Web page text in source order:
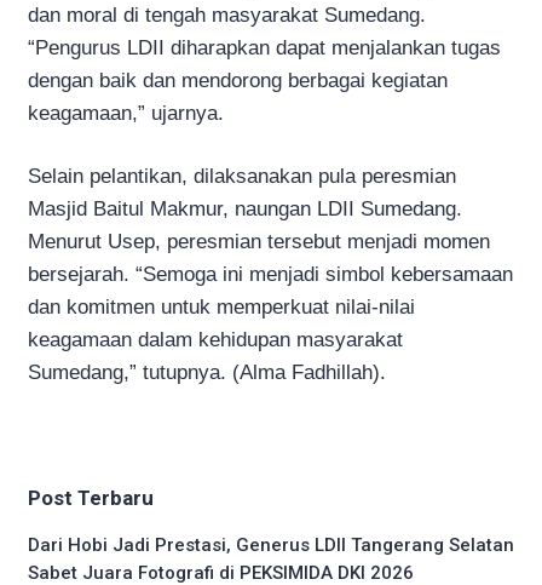
dan moral di tengah masyarakat Sumedang.
“Pengurus LDII diharapkan dapat menjalankan tugas
dengan baik dan mendorong berbagai kegiatan
keagamaan,” ujarnya.
Selain pelantikan, dilaksanakan pula peresmian
Masjid Baitul Makmur, naungan LDII Sumedang.
Menurut Usep, peresmian tersebut menjadi momen
bersejarah. “Semoga ini menjadi simbol kebersamaan
dan komitmen untuk memperkuat nilai-nilai
keagamaan dalam kehidupan masyarakat
Sumedang,” tutupnya. (Alma Fadhillah).
Post Terbaru
Dari Hobi Jadi Prestasi, Generus LDII Tangerang Selatan
Sabet Juara Fotografi di PEKSIMIDA DKI 2026